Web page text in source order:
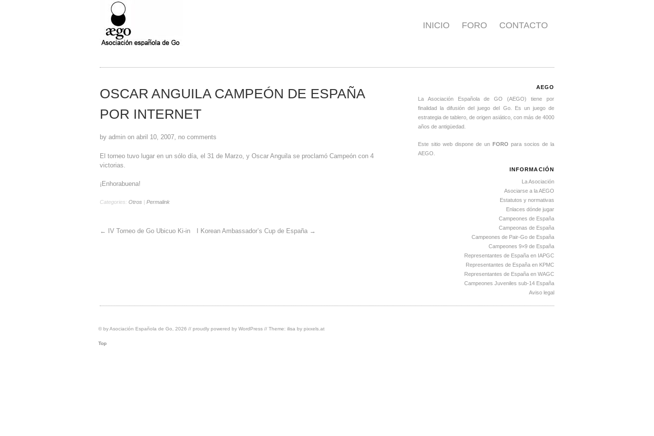
INICIO FORO CONTACTO
OSCAR ANGUILA CAMPEÓN DE ESPAÑA
POR INTERNET
by admin on abril 10, 2007, no comments
El torneo tuvo lugar en un sólo día, el 31 de Marzo, y Oscar Anguila se proclamó Campeón con 4
victorias.
¡Enhorabuena!
Categories: Otros | Permalink
← IV Torneo de Go Ubicuo Ki-in I Korean Ambassador’s Cup de España →
AEGO
La Asociación Española de GO (AEGO) tiene por
finalidad la difusión del juego del Go. Es un juego de
estrategia de tablero, de origen asiático, con más de 4000
años de antigüedad.
Este sitio web dispone de un FORO para socios de la
AEGO.
INFORMACIÓN
La Asociación
Asociarse a la AEGO
Estatutos y normativas
Enlaces dónde jugar
Campeones de España
Campeonas de España
Campeones de Pair-Go de España
Campeones 9×9 de España
Representantes de España en IAPGC
Representantes de España en KPMC
Representantes de España en WAGC
Campeones Juveniles sub-14 España
Aviso legal
© byAsociación Española de Go , 2026 // proudly powered byWordPress // Theme: ilisa bypixxels.at
Top